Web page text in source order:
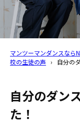
マンツーマンダンスなら
校の生徒の声 › 自分の
自分のダン
た！